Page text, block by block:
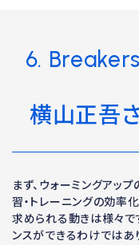
6.
横山正吾
まず、ウォーミングアッ
習・トレーニングの効率
求められる動きは様々で
ンスができるわけではあ